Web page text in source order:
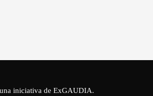
iniciativa de ExGAUDIA.